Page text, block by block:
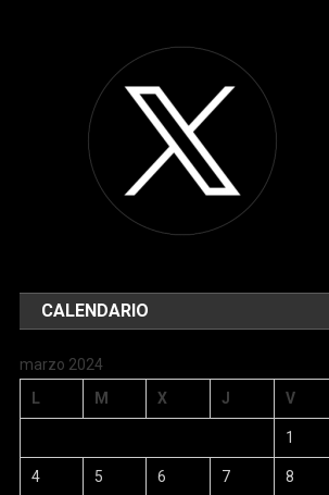
CALENDARIO
marzo 2024
L
M X J V
1
4 5 6 7 8